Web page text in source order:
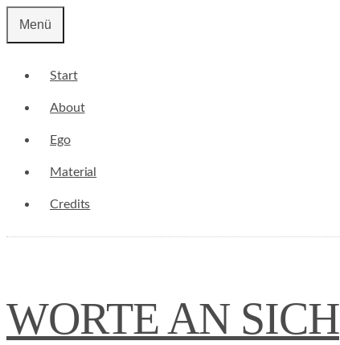
Zum
Inhalt
Menü
Start
About
Ego
Material
Credits
WORTE AN SICH